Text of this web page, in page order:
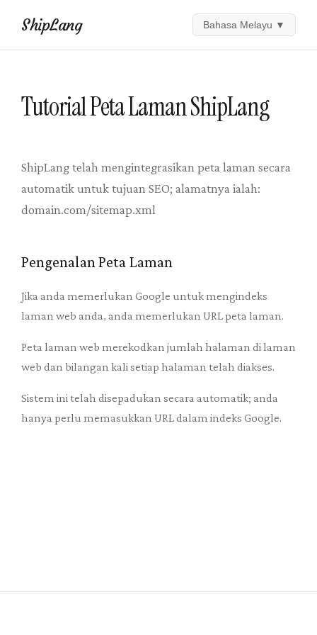
ShipLang Bahasa Melayu ▼
Tutorial Peta Laman ShipLang
ShipLang telah mengintegrasikan peta laman secara
automatik untuk tujuan SEO; alamatnya ialah:
domain.com/sitemap.xml
Pengenalan Peta Laman
Jika anda memerlukan Google untuk mengindeks
laman web anda, anda memerlukan URL peta laman.
Peta laman web merekodkan jumlah halaman di laman
web dan bilangan kali setiap halaman telah diakses.
Sistem ini telah disepadukan secara automatik; anda
hanya perlu memasukkan URL dalam indeks Google.